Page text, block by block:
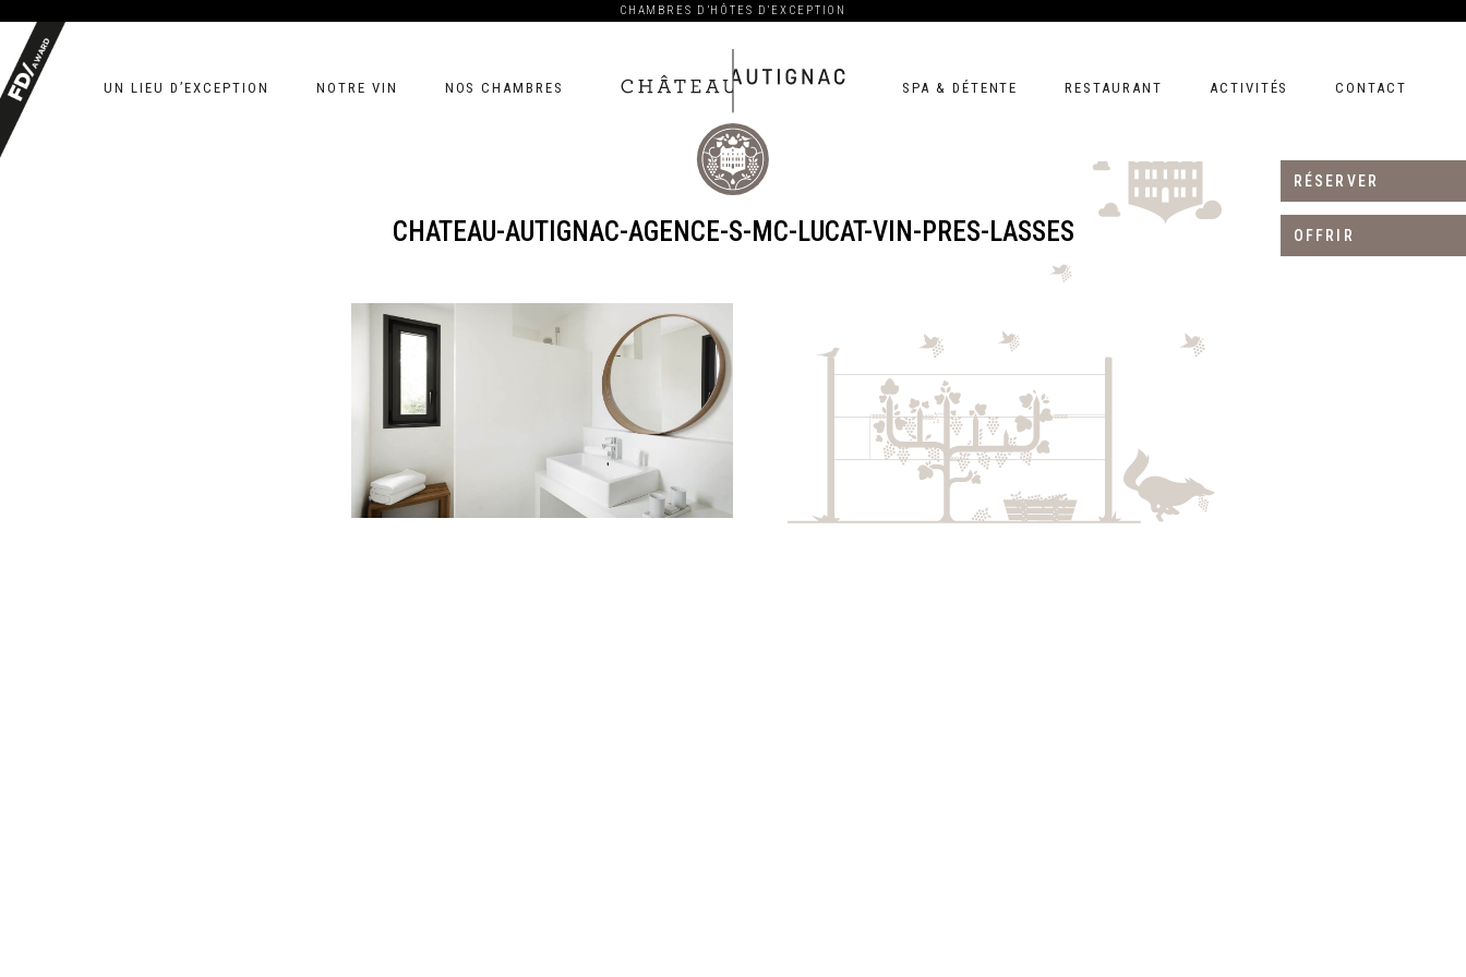
CHAMBRES D’HÔTES D’EXCEPTION
Autignac
UN LIEU D’EXCEPTION NOTRE VIN NOS CHAMBRES SPA & DÉTENTE RESTAURANT ACTIVITÉS CONTACT
RÉSERVER
OFFRIR
CHATEAU-AUTIGNAC-AGENCE-S-MC-LUCAT-VIN-PRES-LASSES